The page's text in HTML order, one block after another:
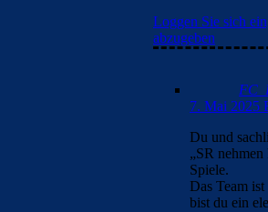
Loggen Sie sich
abzugeben
7. Mai 2025
Du und
„SR
Spiele.
Das Team
bist du ein